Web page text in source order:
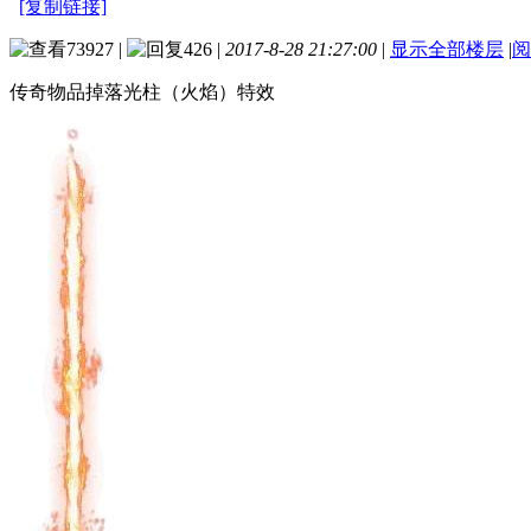
[复制链接]
73927 | 426 | 2017-8-28 21:27:00 | 显示全部楼层 |
传奇物品掉落光柱（火焰）特效